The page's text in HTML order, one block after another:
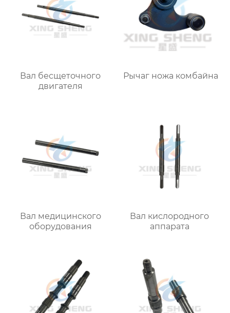
Вал бесщеточного
двигателя
Рычаг ножа комбайна
Вал медицинского
оборудования
Вал кислородного
аппарата